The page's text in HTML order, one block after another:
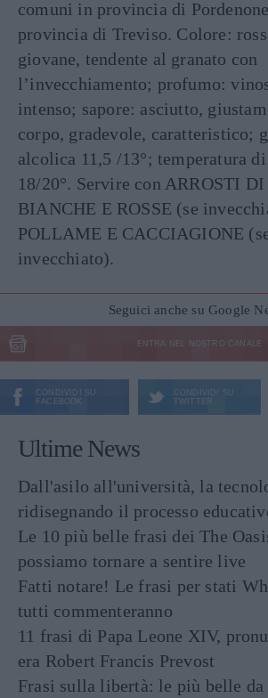
comuni in provincia di
provincia di Treviso. Colore:
giovane, tendente al granato con
l’invecchiamento; profumo:
intenso; sapore: asciutto,
corpo, gradevole, caratteristico;
alcolica 11,5 /13°; temperatura
18/20°. Servire con ARROSTI
BIANCHE E ROSSE (se
POLLAME E CACCIAGIONE
invecchiato).
Seguici anche su Google
ENTRA NEL NOSTRO CANALE
CONDIVIDI SU
FACEBOOK
CONDIVIDI SU
TWITTER
Ultime News
Dall'asilo all'università, la
ridisegnando il processo
Le 10 più belle frasi dei The
possiamo tornare a sentire live
Fatti notare! Le frasi per stati
tutti commenteranno
11 frasi di Papa Leone XIV,
era Robert Francis Prevost
Frasi sulla libertà: le più belle da